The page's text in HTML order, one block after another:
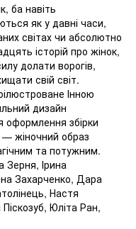
ба навіть
як у давні часи,
світах чи абсолютно
історій про жінок,
долати ворогів,
свій світ.
Інною
дизайн
збірки
жіночний образ
та потужним.
Зерня, Ірина
Захарченко, Дара
Настя
Юліта Ран,